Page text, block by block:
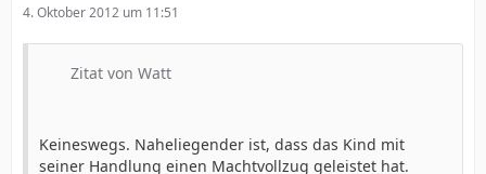
4. Oktober 2012 um 11:51
Zitat von Watt
Keineswegs. Naheliegender ist, dass das Kind mit
seiner Handlung einen Machtvollzug geleistet hat.